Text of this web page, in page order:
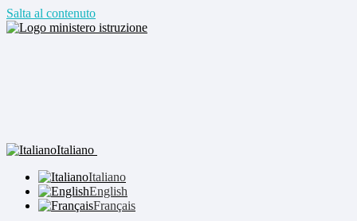
Salta al contenuto
Italiano
Italiano
English
Français